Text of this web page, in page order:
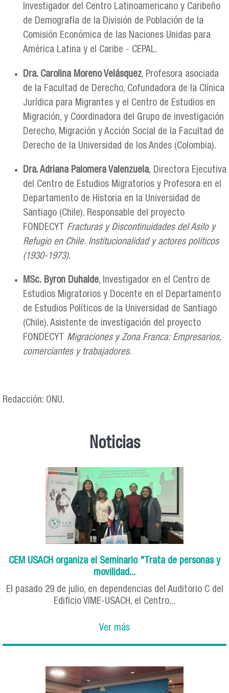
Investigador del Centro Latinoamericano y Caribeño
de Demografía de la División de Población de la
Comisión Económica de las Naciones Unidas para
América Latina y el Caribe - CEPAL.
Dra. Carolina Moreno Velásquez, Profesora asociada
de la Facultad de Derecho, Cofundadora de la Clínica
Jurídica para Migrantes y el Centro de Estudios en
Migración, y Coordinadora del Grupo de investigación
Derecho, Migración y Acción Social de la Facultad de
Derecho de la Universidad de los Andes (Colombia).
Dra. Adriana Palomera Valenzuela, Directora Ejecutiva
del Centro de Estudios Migratorios y Profesora en el
Departamento de Historia en la Universidad de
Santiago (Chile). Responsable del proyecto
FONDECYT Fracturas y Discontinuidades del Asilo y
Refugio en Chile. Institucionalidad y actores políticos
(1930-1973).
MSc. Byron Duhalde, Investigador en el Centro de
Estudios Migratorios y Docente en el Departamento
de Estudios Políticos de la Universidad de Santiago
(Chile). Asistente de investigación del proyecto
FONDECYT Migraciones y Zona Franca: Empresarios,
comerciantes y trabajadores.
Redacción: ONU.
Noticias
CEM USACH organiza el Seminario "Trata de personas y
movilidad...
El pasado 29 de julio, en dependencias del Auditorio C del
Edificio VIME-USACH, el Centro...
Ver más